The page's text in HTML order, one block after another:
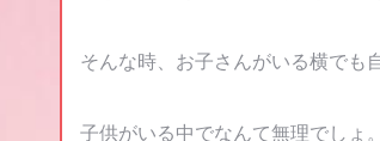
そんな時、お子さんがいる横でも
子供がいる中でなんて無理でしょ